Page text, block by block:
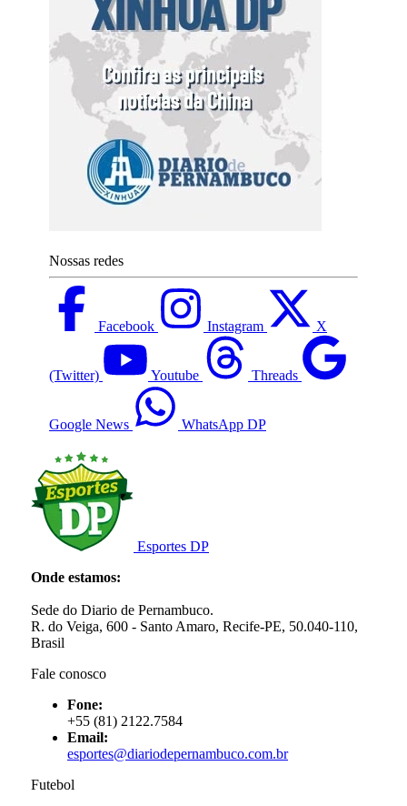
Nossas redes
Facebook Instagram X
(Twitter) Youtube Threads
Google News WhatsApp DP
Esportes DP
Onde estamos:
Sede do Diario de Pernambuco.
R. do Veiga, 600 - Santo Amaro, Recife-PE, 50.040-110,
Brasil
Fale conosco
Fone:
+55 (81) 2122.7584
Email:
esportes@diariodepernambuco.com.br
Futebol